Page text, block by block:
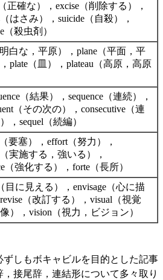
正確な），excise（削除する），
（はさみ），suicide（自殺），
（殺虫剤）
白な，平原），plane（平面，平
plate（皿），plateau（高原，高原
（結果），sequence（連続），
（その次の），consecutive（連
，sequel（続編）
要塞），effort（努力），
実施する，強いる），
（強化する），forte（長所）
目に見える），envisage（心に描
（改訂する），visual（視覚
），vision（視力，ビジョン）
しもボキャビルを目的とした記事
接尾辞，連結形について多々取り